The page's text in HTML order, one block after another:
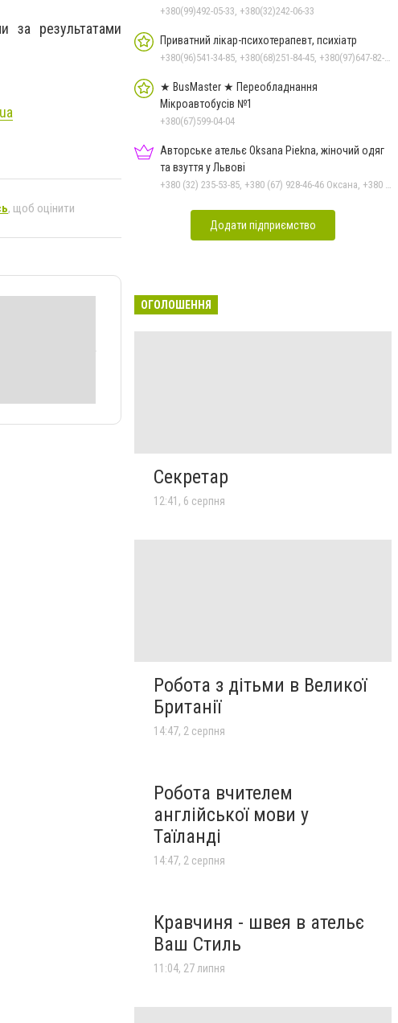
за результатами
, щоб оцінити
+380(99)492-05-33, +380(32)242-06-33
Приватний лікар-психотерапевт, психіатр
★ BusMaster ★ Переобладнання
Мікроавтобусів №1
+380(67)599-04-04
Авторське ательє Oksana Piekna, жіночий одяг
та взуття у Львові
Додати підприємство
ОГОЛОШЕННЯ
Секретар
12:41, 6 серпня
Робота з дітьми в Великої
Британії
14:47, 2 серпня
Робота вчителем
англійської мови у
Таїланді
14:47, 2 серпня
Кравчиня - швея в ательє
Ваш Стиль
11:04, 27 липня